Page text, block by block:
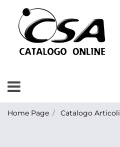
Open menu
Home Page Catalogo Articoli